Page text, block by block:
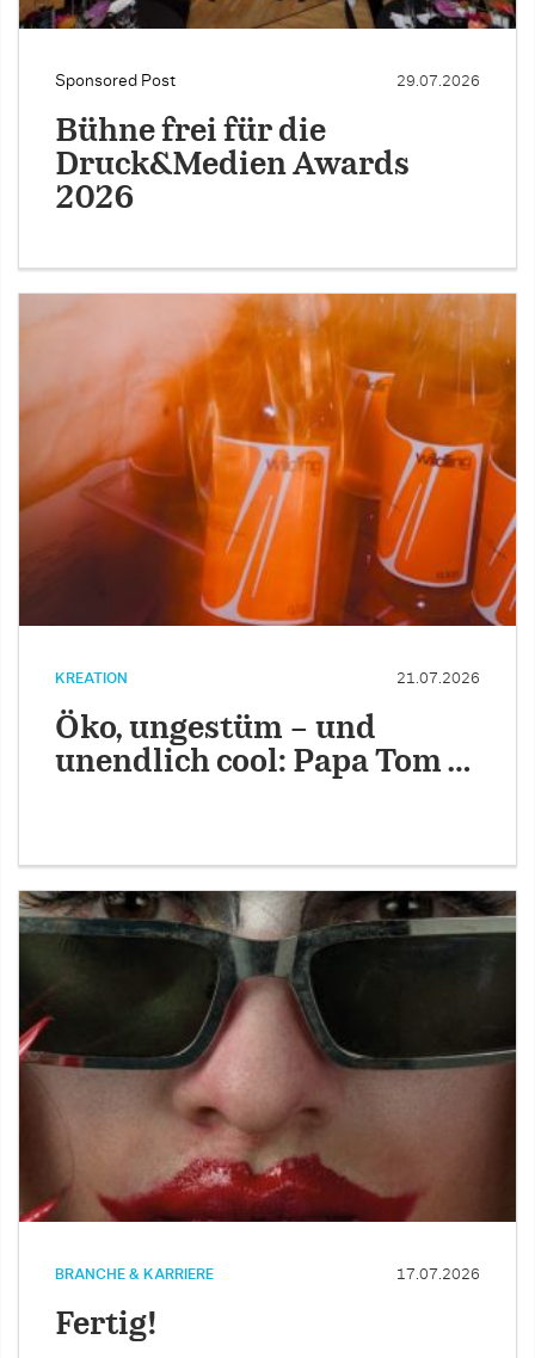
Sponsored Post 29.07.2026
Bühne frei für die
Druck&Medien Awards
2026
KREATION 21.07.2026
Öko, ungestüm – und
unendlich cool: Papa Tom …
BRANCHE & KARRIERE 17.07.2026
Fertig!